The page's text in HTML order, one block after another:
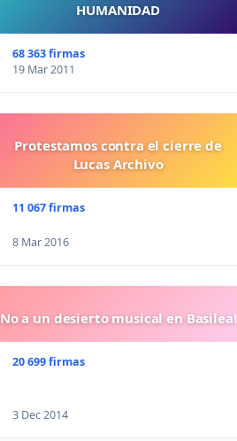
HUMANIDAD
68 363 firmas
19 Mar 2011
Protestamos contra el cierre de
Lucas Archivo
11 067 firmas
8 Mar 2016
No a un desierto musical en Basilea!
20 699 firmas
3 Dec 2014